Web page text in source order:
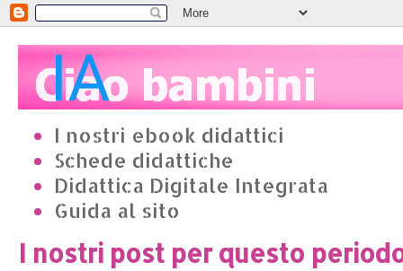
I nostri ebook didattici
Schede didattiche
Didattica Digitale Integrata
Guida al sito
I nostri post per questo